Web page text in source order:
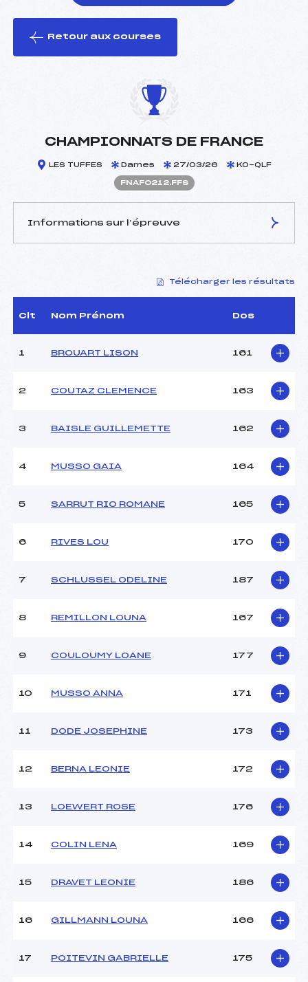
le ski
Retour aux courses
CHAMPIONNATS DE FRANCE
LES TUFFES Dames 27/03/26 KO-QLF
FNAF0212.FFS
Informations sur l’épreuve
VITTOZ STÉPHANE (MB)
D.T Adjoint :
FINE CHRISTIAN (AP)
Dir. Epreuve :
VANDEL LUDOVIC (MJ)
CARACTÉRISTIQUES DE LA PISTE
1 km
Point Bas :
U18
Télécharger les résultats
Clt Nom Prénom Dos
1 BROUART LISON 161
2 COUTAZ CLEMENCE 163
3 BAISLE GUILLEMETTE 162
4 MUSSO GAIA 164
5 SARRUT RIO ROMANE 165
6 RIVES LOU 170
7 SCHLUSSEL ODELINE 187
8 REMILLON LOUNA 167
9 COULOUMY LOANE 177
10 MUSSO ANNA 171
11 DODE JOSEPHINE 173
12 BERNA LEONIE 172
13 LOEWERT ROSE 176
14 COLIN LENA 169
15 DRAVET LEONIE 186
16 GILLMANN LOUNA 166
17 POITEVIN GABRIELLE 175